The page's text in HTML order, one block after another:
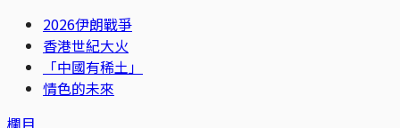
2026伊朗戰爭
香港世紀大火
「中國有稀土」
情色的未來
欄目